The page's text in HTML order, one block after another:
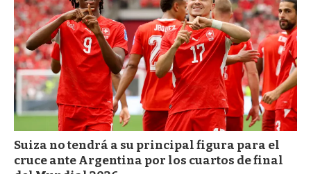
Suiza no tendrá a su principal figura para el
cruce ante Argentina por los cuartos de final